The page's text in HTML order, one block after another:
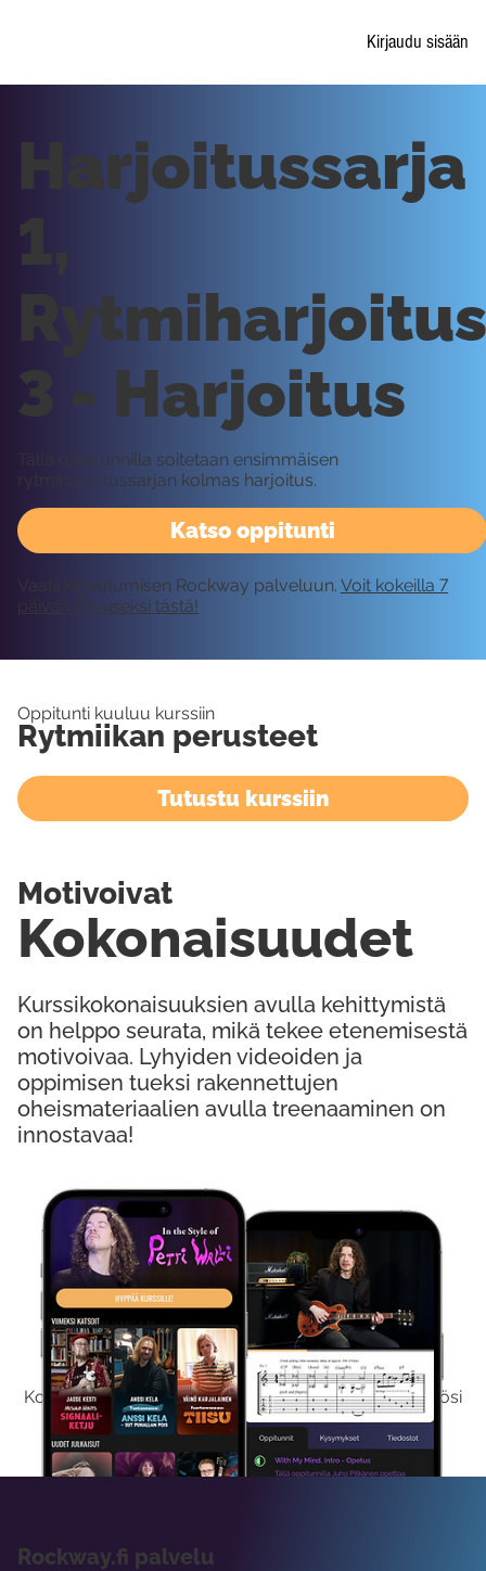
Kirjaudu sisään
Kokeile Ilmaiseksi
Kokeilemalla ilmaiseksi saat koko sisältömme käyttöösi
viikon ajaksi.
Katso oppitunti
Harjoitussarja
1,
Rytmiharjoitus
3 - Harjoitus
Tällä oppitunnilla soitetaan ensimmäisen
rytmiharjoitussarjan kolmas harjoitus.
Vaatii kirjautumisen Rockway palveluun. Voit kokeilla 7
päivää ilmaiseksi tästä!
Oppitunti kuuluu kurssiin
Rytmiikan perusteet
Tutustu kurssiin
Kurssikokonaisuuksien avulla kehittymistä
on helppo seurata, mikä tekee etenemisestä
motivoivaa. Lyhyiden videoiden ja
oppimisen tueksi rakennettujen
oheismateriaalien avulla treenaaminen on
innostavaa!
Kokonaisuudet
Motivoivat
Rockway.fi palvelu